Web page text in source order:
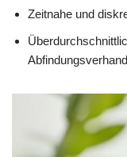
Zeitnahe und